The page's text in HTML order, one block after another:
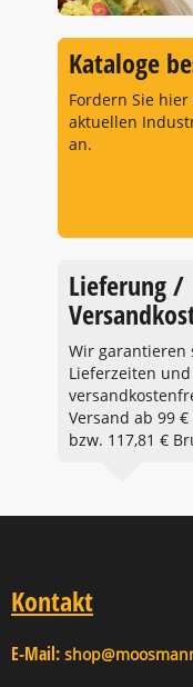
Kataloge
Fordern Sie
aktuellen
an.
Lieferung /
Wir garantieren
Lieferzeiten
Versand ab 99
bzw. 117,81 €
Kontakt
E-Mail: